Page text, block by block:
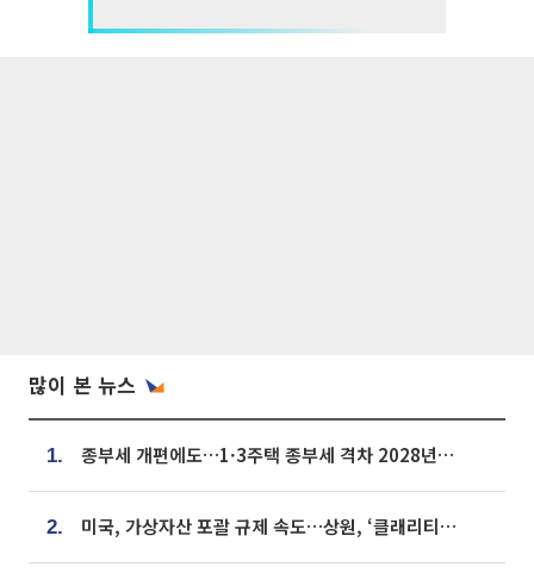
많이 본 뉴스
1. 종부세 개편에도…1·3주택 종부세 격차 2028년부터 확대
2. 미국, 가상자산 포괄 규제 속도…상원, ‘클래리티법’ 9월 절차투표 추진